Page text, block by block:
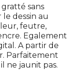
sans
dessin au
feutre,
Egalement
A partir de
Parfaitement
ne jaunit pas.